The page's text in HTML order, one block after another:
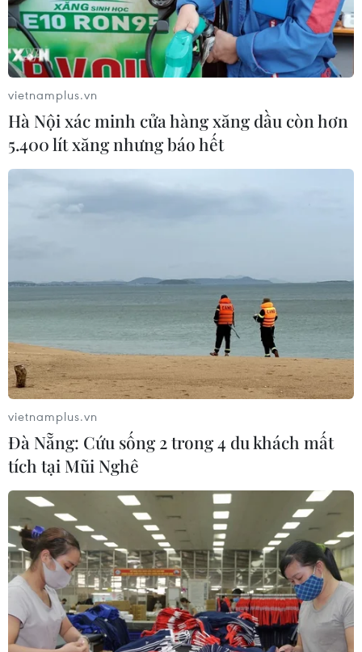
TIN CÙNG CHUYÊN MỤC
Tỉnh Quảng Ninh mở hướng kết nối
mới với chuỗi kinh tế phía Bắc
09/08/2026 08:04
Lâm Đồng: Mưa lớn gây sạt lở đèo
Con Ó, cây đổ trên đèo Bảo Lộc
09/08/2026 06:20
Xe tải va chạm xe máy tại Đắk Lắk
vietnamplus.vn
Hà Nội xác minh cửa hàng xăng dầu còn hơn
5.400 lít xăng nhưng báo hết
vietnamplus.vn
Đà Nẵng: Cứu sống 2 trong 4 du khách mất
tích tại Mũi Nghê